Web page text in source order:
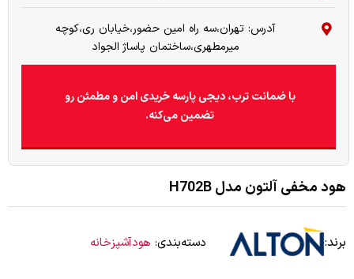
آدرس: تهران،سه راه امین حضور،خیابان ری،کوچه
میرمطهری،ساختمان پاساژ الجواد
با ضمانت ترب، دیجی پارسه خریدی امن و مطمئن رو
تضمین می‌کنه.
هود مخفی آلتون مدل H702B
برند: دسته‌بندی: هودآشپزخانه